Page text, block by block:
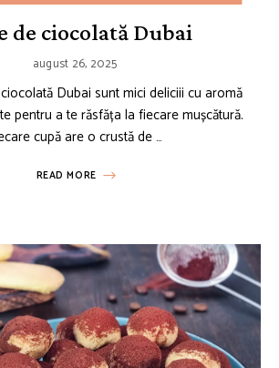
de ciocolată Dubai
august 26, 2025
Dubai sunt mici deliciii cu aromă
pentru a te răsfăța la fiecare mușcătură.
cupă are o crustă de …
READ MORE